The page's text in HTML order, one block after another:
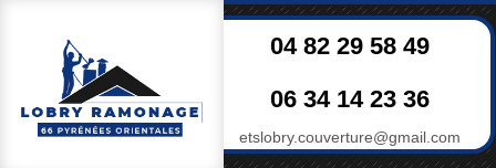
04 82 29 58 49
06 34 14 23 36
etslobry.couverture@gmail.com